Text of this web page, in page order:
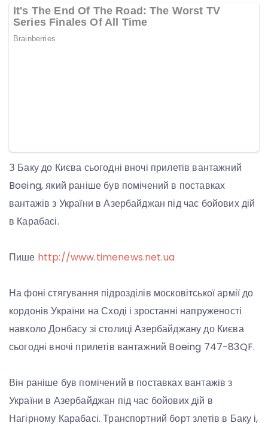
З Баку до Києва сьогодні вночі прилетів вантажний
Boeing, який раніше був помічений в поставках
вантажів з України в Азербайджан під час бойових дій
в Карабасі.
Пише http://www.timenews.net.ua
На фоні стягування підрозділів московітської армії до
кордонів України на Сході і зростанні напруженості
навколо Донбасу зі столиці Азербайджану до Києва
сьогодні вночі прилетів вантажний Boeing 747-83QF.
Він раніше був помічений в поставках вантажів з
України в Азербайджан під час бойових дій в
Нагірному Карабасі. Транспортний борт злетів в Баку і,